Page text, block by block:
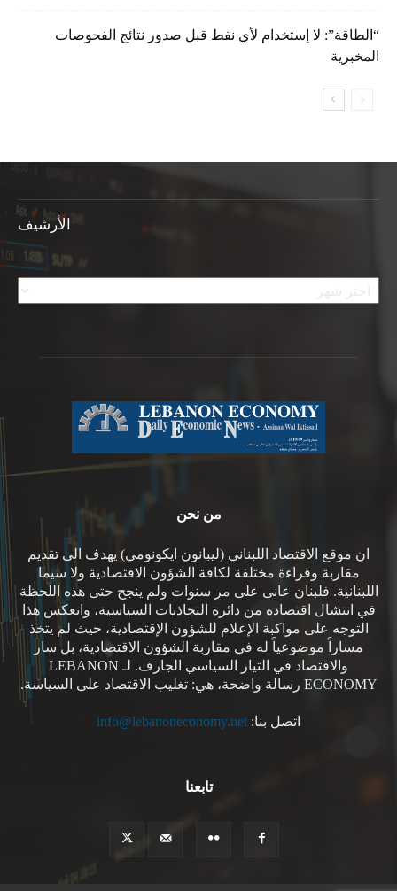
“الطاقة”: لا إستخدام لأي نفط قبل صدور نتائج الفحوصات
المخبرية
الأرشيف
الأرشيف
من نحن
ان موقع الاقتصاد اللبناني (ليبانون ايكونومي) يهدف الى تقديم
مقاربة وقراءة مختلفة لكافة الشؤون الاقتصادية ولا سيما
اللبنانية. فلبنان عانى على مر سنوات ولم ينجح حتى هذه اللحظة
في انتشال اقتصاده من دائرة التجاذبات السياسية، وانعكس هذا
التوجه على مواكبة الإعلام للشؤون الإقتصادية، حيث لم يتخذ
مساراً موضوعياً له في مقاربة الشؤون الاقتصادية، بل سار
والاقتصاد في التيار السياسي الجارف. لـ LEBANON
ECONOMY رسالة واضحة، هي: تغليب الاقتصاد على السياسة.
اتصل بنا: info@lebanoneconomy.net
تابعنا